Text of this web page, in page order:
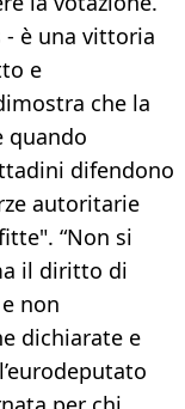
- è una vittoria
e
che la
quando
difendono
autoritarie
“Non si
il diritto di
non
dichiarate e